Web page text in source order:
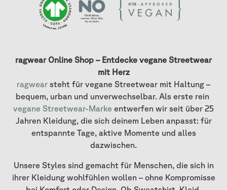
ragwear Online Shop – Entdecke vegane Streetwear
mit Herz
ragwear steht für vegane Streetwear mit Haltung –
bequem, urban und unverwechselbar. Als erste rein
vegane Streetwear-Marke entwerfen wir seit über 25
Jahren Kleidung, die sich deinem Leben anpasst: für
entspannte Tage, aktive Momente und alles
dazwischen.
Unsere Styles sind gemacht für Menschen, die sich in
ihrer Kleidung wohlfühlen wollen – ohne Kompromisse